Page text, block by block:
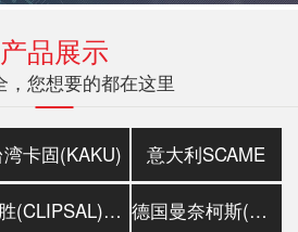
产品展示
，您想要的都在这里
湾卡固(KAKU) 意大利SCAME
奇胜(CLIPSAL)插头插座 德国曼奈柯斯(MENNEKES)